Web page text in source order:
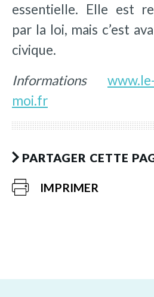
essentielle. Elle est
par la loi, mais c’est
civique.
Informations
moi.fr
PARTAGER CETTE
IMPRIMER